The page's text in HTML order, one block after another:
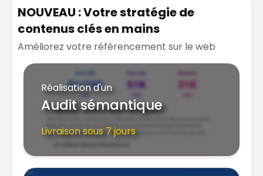
NOUVEAU : Votre stratégie de
contenus clés en mains
Améliorez votre référencement sur le web
Réalisation d'un
Audit sémantique
Livraison sous 7 jours